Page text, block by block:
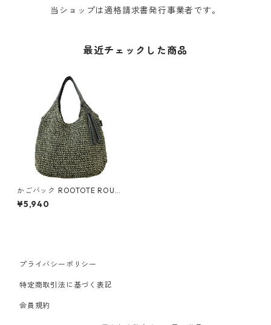
当ショップは適格請求書発行事業者です。
最近チェックした商品
かごバック ROOTOTE ROUN
D BASKET 3098 ルートート L
T.ラウンド.バスケット-B カー
¥5,940
プライバシーポリシー
特定商取引法に基づく表記
会員規約